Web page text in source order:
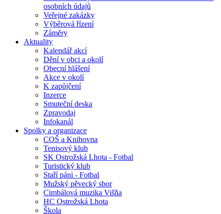
osobních údajů
Veřejné zakázky
Výběrová řízení
Záměry
Aktuality
Kalendář akcí
Dění v obci a okolí
Obecní hlášení
Akce v okolí
K zapůjčení
Inzerce
Smuteční deska
Zpravodaj
Infokanál
Spolky a organizace
COŠ a Knihovna
Tenisový klub
SK Ostrožská Lhota - Fotbal
Turistický klub
Staří páni - Fotbal
Mužský pěvecký sbor
Cimbálová muzika Višňa
HC Ostrožská Lhota
Škola